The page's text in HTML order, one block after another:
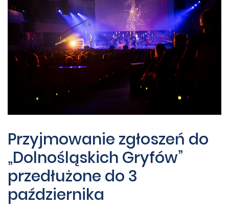
Przyjmowanie zgłoszeń do
„Dolnośląskich Gryfów”
przedłużone do 3
października